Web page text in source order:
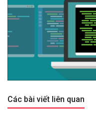
Các bài viết liên quan